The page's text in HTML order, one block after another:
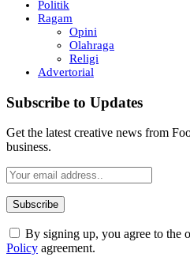
Politik
Ragam
Opini
Olahraga
Religi
Advertorial
Subscribe to Updates
Get the latest creative news from
business.
By signing up, you agree to the
Policy agreement.